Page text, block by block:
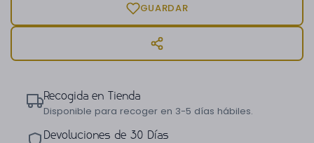
GUARDAR
Recogida en Tienda
Disponible para recoger en 3-5 días hábiles.
Devoluciones de 30 Días